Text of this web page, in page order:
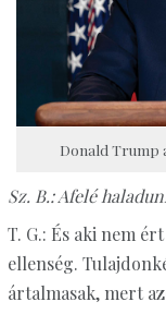
Donald Trump
Sz. B.: Afelé
T. G.: És aki nem
ellenség.
ártalmasak, mert